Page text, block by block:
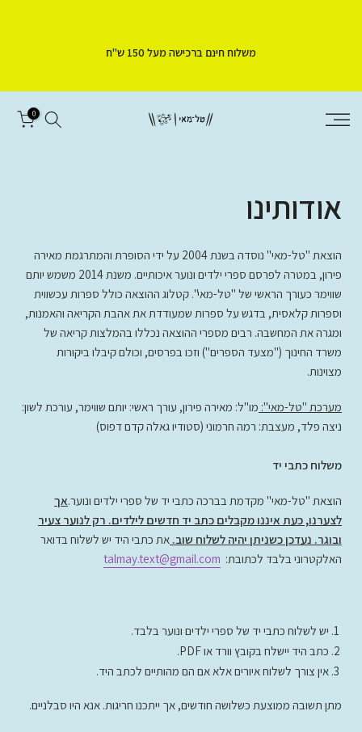
משלוח חינם ברכישה מעל 150 ש"ח
0
אודותינו
הוצאת "טל-מאי" נוסדה בשנת 2004 על ידי הסופרת והמתרגמת מאירה
פירון, במטרה לפרסם ספרי ילדים ונוער איכותיים. משנת 2014 משמש יותם
שווימר כעורך הראשי של "טל-מאי". קטלוג ההוצאה כולל ספרות עכשווית
וספרות קלאסית, בדגש על ספרות שמעודדת את אהבת הקריאה והאמנות,
ומגרה את המחשבה. רבים מספרי ההוצאה נכללו בהמלצות קריאה של
משרד החינוך ("מצעד הספרים") וזכו בפרסים, וכולם קיבלו ביקורות
מצוינות.
מערכת "טל-מאי": מו"ל: מאירה פירון, עורך ראשי: יותם שווימר, עורכת לשון:
ניצה פלד, מעצבת: רמה חרמוני (סטודיו גאלה קדם דפוס)
משלוח כתבי יד
הוצאת "טל-מאי" מקדמת בברכה כתבי יד של ספרי ילדים ונוער.אך
לצערנו, כעת איננו מקבלים כתב יד חדשים לילדים. רק לנוער צעיר
ובוגר. נעדכן כשניתן יהיה לשלוח שוב. את כתבי היד יש לשלוח בדואר
האלקטרוני בלבד לכתובת: talmay.text@gmail.com
יש לשלוח כתבי יד של ספרי ילדים ונוער בלבד.
כתב היד יישלח בקובץ וורד או PDF.
אין צורך לשלוח איורים אלא אם הם מהותיים לכתב היד.
מתן תשובה ממוצעת כשלושה חודשים, אך ייתכנו חריגות. אנא היו סבלניים.